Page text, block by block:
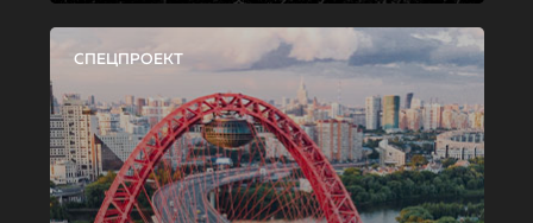
СПЕЦПРОЕКТ